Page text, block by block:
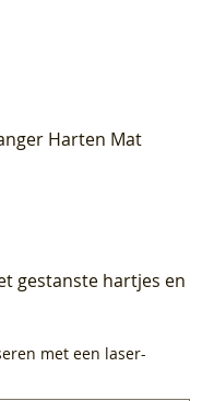
Harten Mat
gestanste hartjes en
met een laser-